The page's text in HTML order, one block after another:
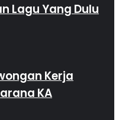
Lagu Yang Dulu
Kerja
KA